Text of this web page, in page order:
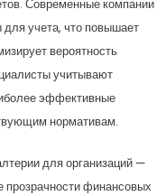
Современные компании
учета, что повышает
вероятность
учитывают
эффективные
нормативам.
для организаций —
прозрачности финансовых